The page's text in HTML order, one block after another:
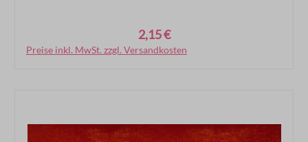
2,15 €
Preise inkl. MwSt. zzgl. Versandkosten
In den Warenkorb